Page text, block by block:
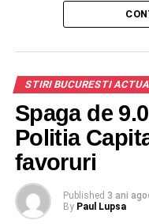
etapele de șah clasic
șah rapid & blitz. Ediția
Bărbatul a povestit
oportunitatea investirii
apelat numărul de
discutat cu o persoană
Romgaz.
acceptat să
care i-a comunicat
STIRI BUCURESTI
Spaga de
Politia
favoruri
Published 3 ani ago
By Paul Lupsa